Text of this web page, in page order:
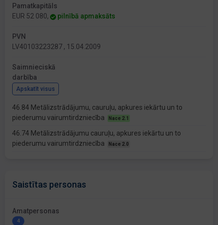
Pamatkapitāls
EUR 52 080,
pilnībā apmaksāts
PVN
LV40103223287 , 15.04.2009
Saimnieciskā
darbība
Apskatīt visus
46.84 Metālizstrādājumu, cauruļu, apkures iekārtu un to
piederumu vairumtirdzniecība
Nace 2.1
46.74 Metālizstrādājumu cauruļu, apkures iekārtu un to
piederumu vairumtirdzniecība
Nace 2.0
Saistītas personas
Amatpersonas
4